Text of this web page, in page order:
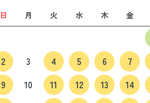
日 月 火 水 木 金
2
3 4 5 6 7
9
10 11 12 13 14